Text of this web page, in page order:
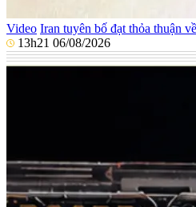
Video Iran tuyên bố đạt thỏa thuận
13h21 06/08/2026